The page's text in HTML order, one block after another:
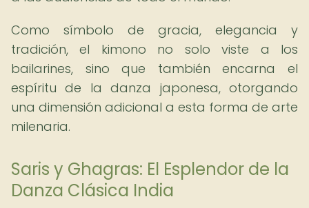
Como símbolo de gracia, elegancia y
tradición, el kimono no solo viste a los
bailarines, sino que también encarna el
espíritu de la danza japonesa, otorgando
una dimensión adicional a esta forma de arte
milenaria.
Saris y Ghagras: El Esplendor de la
Danza Clásica India